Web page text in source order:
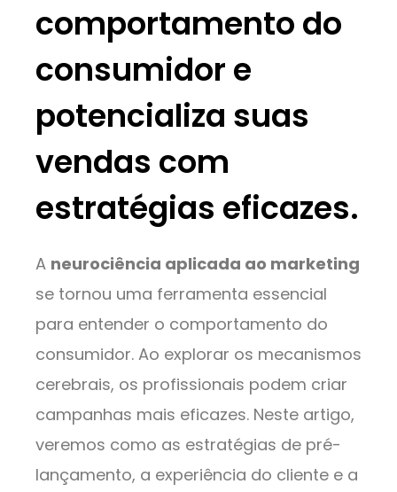
comportamento do
consumidor e
potencializa suas
vendas com
estratégias eficazes.
A neurociência aplicada ao marketing
se tornou uma ferramenta essencial
para entender o comportamento do
consumidor. Ao explorar os mecanismos
cerebrais, os profissionais podem criar
campanhas mais eficazes. Neste artigo,
veremos como as estratégias de pré-
lançamento, a experiência do cliente e a